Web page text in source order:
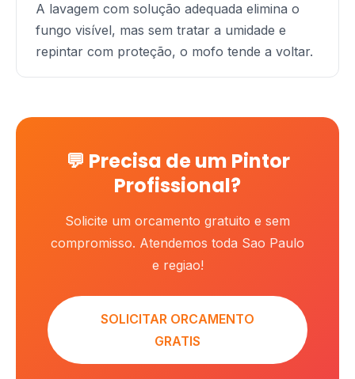
A lavagem com solução adequada elimina o
fungo visível, mas sem tratar a umidade e
repintar com proteção, o mofo tende a voltar.
💬 Precisa de um Pintor
Profissional?
Solicite um orcamento gratuito e sem
compromisso. Atendemos toda Sao Paulo
e regiao!
SOLICITAR ORCAMENTO
GRATIS